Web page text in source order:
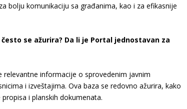
bolju komunikaciju sa građanima, kao i za efikasnije
se ažurira? Da li je Portal jednostavan za
relevantne informacije o sprovedenim javnim
i izveštajima. Ova baza se redovno ažurira, kako
i planskih dokumenata.